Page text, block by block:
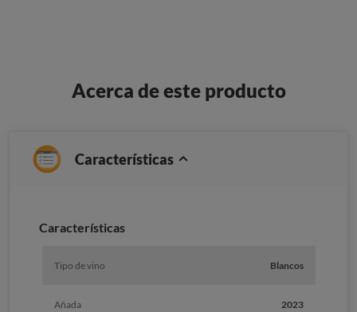
Acerca de este producto
Características
Caracterí­sticas
Tipo de vino Blancos
Añada 2023